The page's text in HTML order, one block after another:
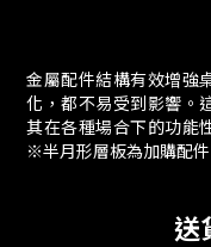
金屬配件結構有效增強
化，都不易受到影響。
其在各種場合下的功能
※半月形層板為加購配件
送